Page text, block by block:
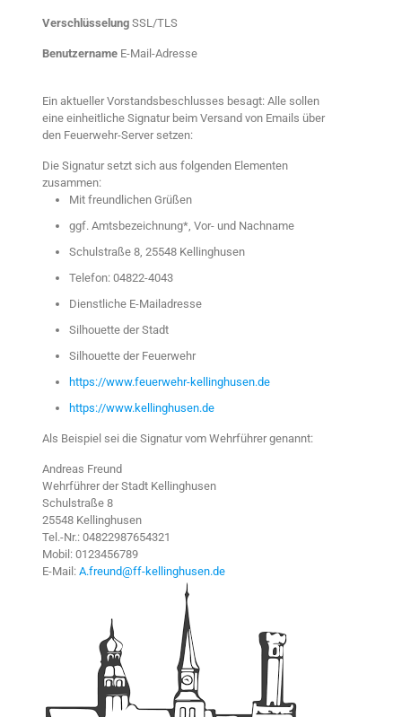
VerschlüsselungSSL/TLS
BenutzernameE-Mail-Adresse
Ein aktueller Vorstandsbeschlusses besagt: Alle sollen
eine einheitliche Signatur beim Versand von Emails über
den Feuerwehr-Server setzen:
Die Signatur setzt sich aus folgenden Elementen
zusammen:
Mit freundlichen Grüßen
ggf. Amtsbezeichnung*, Vor- und Nachname
Schulstraße 8, 25548 Kellinghusen
Telefon: 04822-4043
Dienstliche E-Mailadresse
Silhouette der Stadt
Silhouette der Feuerwehr
https://www.feuerwehr-kellinghusen.de
https://www.kellinghusen.de
Als Beispiel sei die Signatur vom Wehrführer genannt:
Andreas Freund
Wehrführer der Stadt Kellinghusen
Schulstraße 8
25548 Kellinghusen
Tel.-Nr.: 04822987654321
Mobil: 0123456789
E-Mail: A.freund@ff-kellinghusen.de